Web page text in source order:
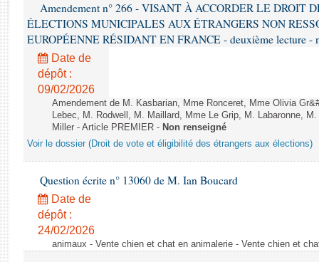
Rapports sur l'application des lois
Baromètre de l’application des lois
Dossiers législatifs
Budget et sécurité sociale
Questions écrites et orales
Comptes rendus des débats
Amendement n° 266 - VISANT À ACCORDER LE DROIT
ÉLECTIONS MUNICIPALES AUX ÉTRANGERS NON
EUROPÉENNE RÉSIDANT EN FRANCE - deuxième lecture -
Date de
dépôt :
09/02/2026
Amendement de M. Kasbarian, Mme Ronceret, Mme Olivia
Lebec, M. Rodwell, M. Maillard, Mme Le Grip, M. Labaronne,
Miller - Article PREMIER - Non renseigné
Voir le dossier (Droit de vote et éligibilité des étrangers aux élections)
Question écrite n° 13060 de M. Ian Boucard
Date de
dépôt :
24/02/2026
animaux - Vente chien et chat en animalerie - Vente chien et